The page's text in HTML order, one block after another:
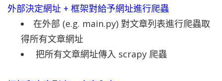
外部決定網址 + 框架對給予網址進行爬蟲
在外部 (e.g. main.py) 對文章列表進行爬蟲取
得所有文章網址
把所有文章網址傳入 scrapy 爬蟲